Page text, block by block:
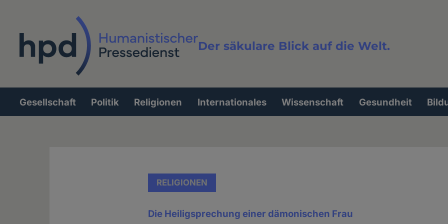
Der säkulare Blick auf die Welt.
Volltextsuche
Hauptnavigation
Gesellschaft Politik Religionen Internationales Wissenschaft Gesundheit
RELIGIONEN
Die Heiligsprechung einer dämonischen Frau